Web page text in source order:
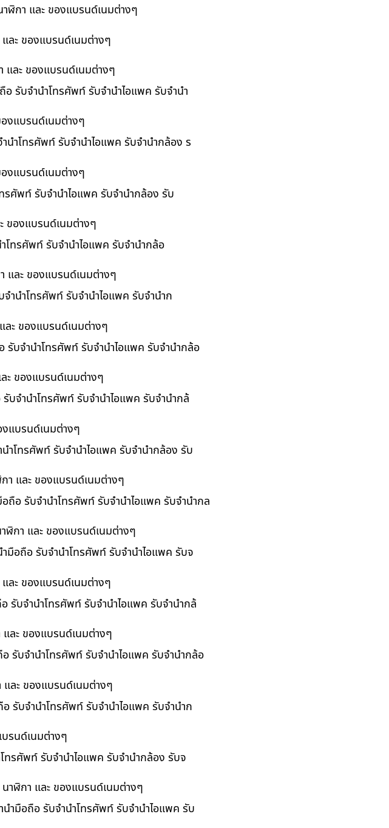
ฬิกา และ ของแบรนด์เนมต่างๆ
ละ ของแบรนด์เนมต่างๆ
และ ของแบรนด์เนมต่างๆ
รับจำนำโทรศัพท์ รับจำนำไอแพค รับจำนำ
องแบรนด์เนมต่างๆ
นำโทรศัพท์ รับจำนำไอแพค รับจำนำกล้อง ร
งแบรนด์เนมต่างๆ
รศัพท์ รับจำนำไอแพค รับจำนำกล้อง รับ
ของแบรนด์เนมต่างๆ
โทรศัพท์ รับจำนำไอแพค รับจำนำกล้อ
และ ของแบรนด์เนมต่างๆ
ำนำโทรศัพท์ รับจำนำไอแพค รับจำนำก
ละ ของแบรนด์เนมต่างๆ
บจำนำโทรศัพท์ รับจำนำไอแพค รับจำนำกล้อ
ะ ของแบรนด์เนมต่างๆ
บจำนำโทรศัพท์ รับจำนำไอแพค รับจำนำกล้
แบรนด์เนมต่างๆ
ำโทรศัพท์ รับจำนำไอแพค รับจำนำกล้อง รับ
า และ ของแบรนด์เนมต่างๆ
ถือ รับจำนำโทรศัพท์ รับจำนำไอแพค รับจำนำกล
ฬิกา และ ของแบรนด์เนมต่างๆ
มือถือ รับจำนำโทรศัพท์ รับจำนำไอแพค รับจ
ละ ของแบรนด์เนมต่างๆ
รับจำนำโทรศัพท์ รับจำนำไอแพค รับจำนำกล้
ละ ของแบรนด์เนมต่างๆ
รับจำนำโทรศัพท์ รับจำนำไอแพค รับจำนำกล้อ
ละ ของแบรนด์เนมต่างๆ
รับจำนำโทรศัพท์ รับจำนำไอแพค รับจำนำก
รนด์เนมต่างๆ
ทรศัพท์ รับจำนำไอแพค รับจำนำกล้อง รับจ
าฬิกา และ ของแบรนด์เนมต่างๆ
ำมือถือ รับจำนำโทรศัพท์ รับจำนำไอแพค รับ